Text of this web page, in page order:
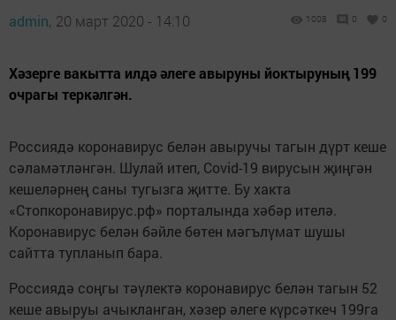
admin, 20 март 2020 - 14:10 1008 0 0
Хәзерге вакытта илдә әлеге авыруны йоктыруның 199
очрагы теркәлгән.
Россиядә коронавирус белән авыручы тагын дүрт кеше
сәламәтләнгән. Шулай итеп, Covid-19 вирусын җиңгән
кешеләрнең саны тугызга җитте. Бу хакта
«Стопкоронавирус.рф» порталында хәбәр ителә.
Коронавирус белән бәйле бөтен мәгълүмат шушы
сайтта тупланып бара.
Россиядә соңгы тәүлектә коронавирус белән тагын 52
кеше авыруы ачыкланган, хәзер әлеге күрсәткеч 199га